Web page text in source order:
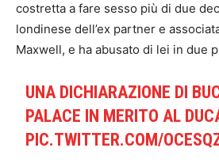
costretta a fare sesso più di due
londinese dell’ex partner e
Maxwell, e ha abusato di lei in due
UNA DICHIARAZIONE DI
PALACE IN MERITO AL
PIC.TWITTER.COM/